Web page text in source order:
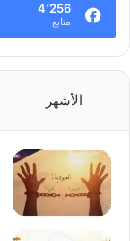
4٬256
متابع
الأشهر